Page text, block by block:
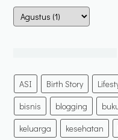
ASI Birth Story
bisnis
blogging
keluarga
kesehatan